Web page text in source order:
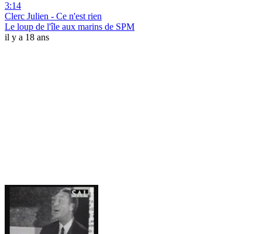
3:14
Clerc Julien - Ce n'est rien
Le loup de l'île aux marins de SPM
il y a 18 ans